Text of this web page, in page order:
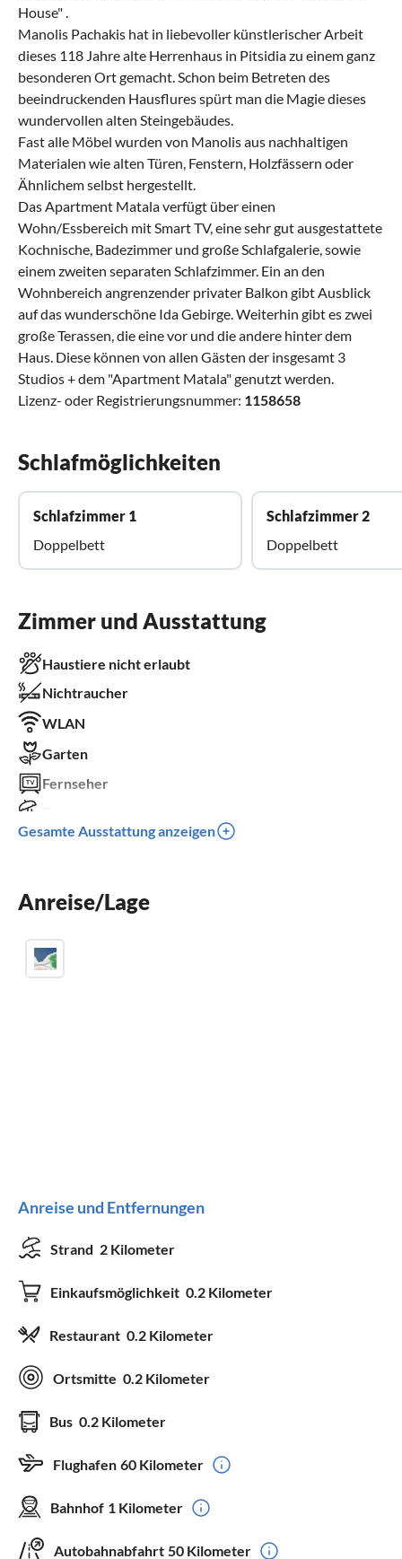
House" .
Manolis Pachakis hat in liebevoller künstlerischer Arbeit
dieses 118 Jahre alte Herrenhaus in Pitsidia zu einem ganz
besonderen Ort gemacht. Schon beim Betreten des
beeindruckenden Hausflures spürt man die Magie dieses
wundervollen alten Steingebäudes.
Fast alle Möbel wurden von Manolis aus nachhaltigen
Materialen wie alten Türen, Fenstern, Holzfässern oder
Ähnlichem selbst hergestellt.
Das Apartment Matala verfügt über einen
Wohn/Essbereich mit Smart TV, eine sehr gut ausgestattete
Kochnische, Badezimmer und große Schlafgalerie, sowie
einem zweiten separaten Schlafzimmer. Ein an den
Wohnbereich angrenzender privater Balkon gibt Ausblick
auf das wunderschöne Ida Gebirge. Weiterhin gibt es zwei
große Terassen, die eine vor und die andere hinter dem
Haus. Diese können von allen Gästen der insgesamt 3
Studios + dem "Apartment Matala" genutzt werden.
Lizenz- oder Registrierungsnummer: 1158658
Schlafmöglichkeiten
Schlafzimmer 1
Doppelbett
Schlafzimmer 2
Doppelbett
Zimmer und Ausstattung
Haustiere nicht erlaubt
Nichtraucher
WLAN
Garten
Fernseher
Kinderbett
Gesamte Ausstattung anzeigen
Anreise/Lage
Anreise und Entfernungen
Strand 2 Kilometer
Einkaufsmöglichkeit 0.2 Kilometer
Restaurant 0.2 Kilometer
Ortsmitte 0.2 Kilometer
Bus 0.2 Kilometer
Flughafen 60 Kilometer
Bahnhof 1 Kilometer
Autobahnabfahrt 50 Kilometer